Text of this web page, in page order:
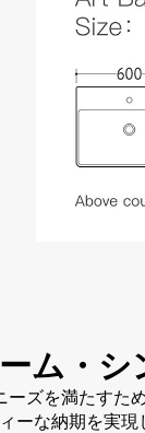
ム・シ
ズを満たす
ーな納期を実現